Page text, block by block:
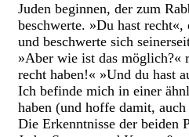
Juden beginnen, der zum
beschwerte. »Du hast
und beschwerte sich
»Aber wie ist das möglich?«
recht haben!« »Und du hast
Ich befinde mich in einer
haben (und hoffe damit,
Die Erkenntnisse der beiden